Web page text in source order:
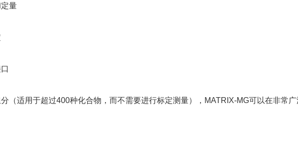
量
适用于超过400种化合物，而不需要进行标定测量），MATRIX-MG可以在非常广